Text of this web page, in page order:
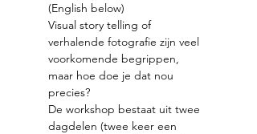
(English below)
Visual story telling of
verhalende fotografie zijn veel
voorkomende begrippen,
maar hoe doe je dat nou
precies?
De workshop bestaat uit twee
dagdelen (twee keer een